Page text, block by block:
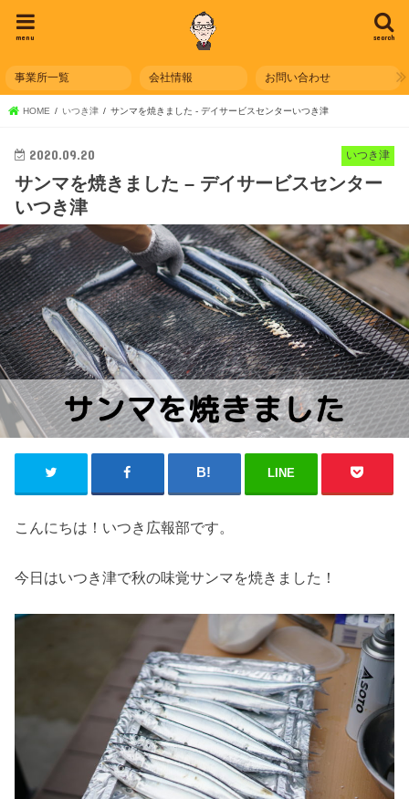
search
menu
事業所一覧 会社情報 お問い合わせ
HOME いつき津 サンマを焼きました - デイサービスセンターいつき津
いつき津
2020.09.20
サンマを焼きました – デイサービスセンター
いつき津
LINE
こんにちは！いつき広報部です。
今日はいつき津で秋の味覚サンマを焼きました！